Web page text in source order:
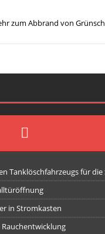
zum Abbrand von
Tanklöschfahrzeugs für
in Stromkasten